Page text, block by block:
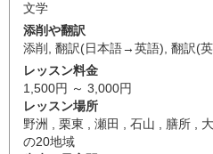
文学
添削や翻訳
添削 , 翻訳(日本語→英語), 翻訳(
レッスン料金
1,500円 ～ 3,000円
レッスン場所
野洲 , 栗東 , 瀬田 , 石山 , 膳所 ,
の20地域